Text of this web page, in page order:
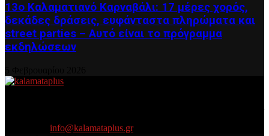
13ο Καλαματιανό Καρναβάλι: 17 μέρες χορός,
δεκάδες δράσεις, ευφάνταστα πληρώματα και
street parties – Αυτό είναι το πρόγραμμα
εκδηλώσεων
info@kalamataplus.gr